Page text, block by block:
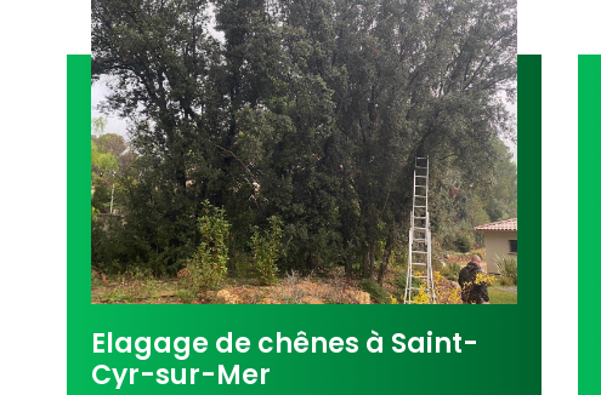
Elagage de chênes à Saint-
Cyr-sur-Mer